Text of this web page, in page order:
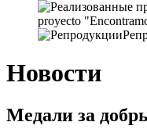
proyecto
Новости
Медали за